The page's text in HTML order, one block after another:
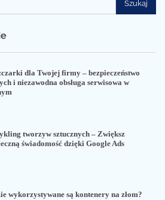
dla Twojej firmy – bezpieczeństwo
i niezawodna obsługa serwisowa w
tworzyw sztucznych – Zwiększ
świadomość dzięki Google Ads
wykorzystywane są kontenery na złom?